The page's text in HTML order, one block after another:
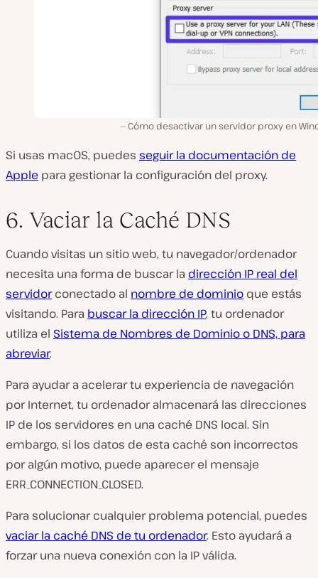
Cómo desactivar un servidor proxy en
Si usas macOS, puedes seguir la documentación de
Apple para gestionar la configuración del proxy.
6. Vaciar la Caché DNS
Cuando visitas un sitio web, tu navegador/ordenador
necesita una forma de buscar la dirección IP real del
servidorconectado al nombre de dominio que estás
visitando. Para buscar la dirección IP, tu ordenador
utiliza el Sistema de Nombres de Dominio o DNS, para
abreviar.
Para ayudar a acelerar tu experiencia de navegación
por Internet, tu ordenador almacenará las direcciones
IP de los servidores en una caché DNS local. Sin
embargo, si los datos de esta caché son incorrectos
por algún motivo, puede aparecer el mensaje
ERR_CONNECTION_CLOSED.
Para solucionar cualquier problema potencial, puedes
vaciar la caché DNS de tu ordenador. Esto ayudará a
forzar una nueva conexión con la IPválida.